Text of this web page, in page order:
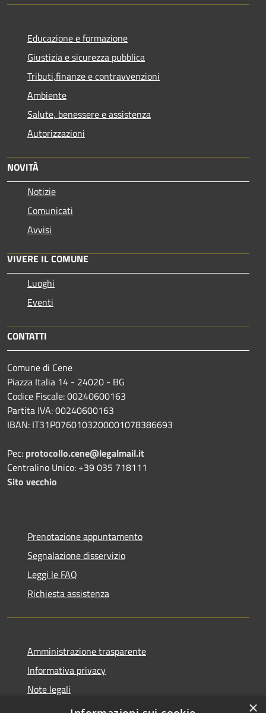
Educazione e formazione
Giustizia e sicurezza pubblica
Tributi,finanze e contravvenzioni
Ambiente
Salute, benessere e assistenza
Autorizzazioni
NOVITÀ
Notizie
Comunicati
Avvisi
VIVERE IL COMUNE
Luoghi
Eventi
CONTATTI
Comune di Cene
Piazza Italia 14 - 24020 - BG
Codice Fiscale: 00240600163
Partita IVA: 00240600163
IBAN: IT31P0760103200001078386693
Pec: protocollo.cene@legalmail.it
Centralino Unico: +39 035 718111
Sito vecchio
Prenotazione appuntamento
Segnalazione disservizio
Leggi le FAQ
Richiesta assistenza
Amministrazione trasparente
Informativa privacy
Note legali
Dichiarazione di accessibilità
×